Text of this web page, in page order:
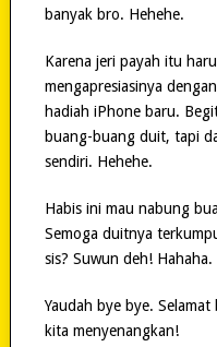
banyak bro. Hehehe.
Karena jeri payah itu
mengapresiasinya
hadiah iPhone baru.
buang-buang duit, tapi
sendiri. Hehehe.
Habis ini mau nabung
Semoga duitnya
sis? Suwun deh! Hahaha.
Yaudah bye bye.
kita menyenangkan!